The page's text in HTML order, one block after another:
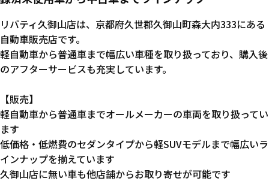
リバティ久御山店は、京都府久世郡久御山町森大内333にある
自動車販売店です。
軽自動車から普通車まで幅広い車種を取り扱っており、購入後
のアフターサービスも充実しています。
【販売】
軽自動車から普通車までオールメーカーの車両を取り扱ってい
ます
低価格・低燃費のセダンタイプから軽SUVモデルまで幅広いラ
インナップを揃えています
久御山店に無い車も他店舗からお取り寄せが可能です